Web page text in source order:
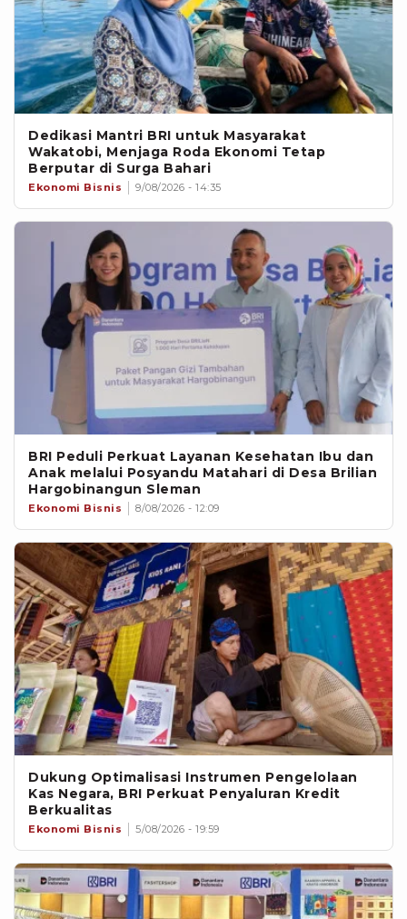
Dedikasi Mantri BRI untuk Masyarakat
Wakatobi, Menjaga Roda Ekonomi Tetap
Berputar di Surga Bahari
Ekonomi Bisnis 9/08/2026 - 14:35
BRI Peduli Perkuat Layanan Kesehatan Ibu dan
Anak melalui Posyandu Matahari di Desa Brilian
Hargobinangun Sleman
Ekonomi Bisnis 8/08/2026 - 12:09
Dukung Optimalisasi Instrumen Pengelolaan
Kas Negara, BRI Perkuat Penyaluran Kredit
Berkualitas
Ekonomi Bisnis 5/08/2026 - 19:59